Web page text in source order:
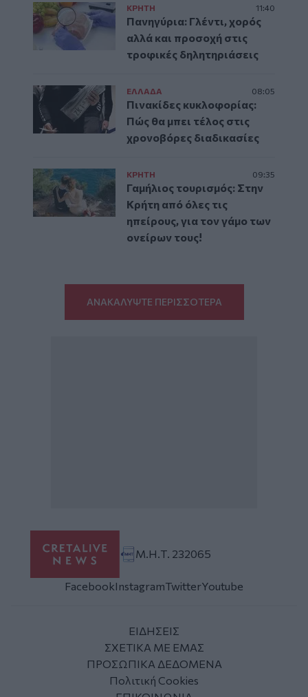
ΚΡΗΤΗ 11:40
Πανηγύρια: Γλέντι, χορός
αλλά και προσοχή στις
τροφικές δηλητηριάσεις
ΕΛΛAΔΑ 08:05
Πινακίδες κυκλοφορίας:
Πώς θα μπει τέλος στις
χρονοβόρες διαδικασίες
ΚΡΗΤΗ 09:35
Γαμήλιος τουρισμός: Στην
Κρήτη από όλες τις
ηπείρους, για τον γάμο των
ονείρων τους!
ΑΝΑΚΑΛΥΨΤΕ ΠΕΡΙΣΣΟΤΕΡΑ
Μ.Η.Τ. 232065
FacebookInstagramTwitterYoutube
ΕΙΔΗΣΕΙΣ
ΣΧΕΤΙΚΑ ΜΕ ΕΜΑΣ
ΠΡΟΣΩΠΙΚΑ ΔΕΔΟΜΕΝΑ
Πολιτική Cookies